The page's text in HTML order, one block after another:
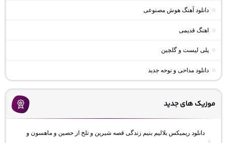
دانلود آهنگ هوش مصنوعی
اهنگ قدیمی
پلی لیست و گلچین
دانلود مداحی و نوحه جدید
موزیک های جدید
دانلود ریمیکس بلالیم بنیم زندگی قصه شیرین و تلخ از حصین و ماهسون و